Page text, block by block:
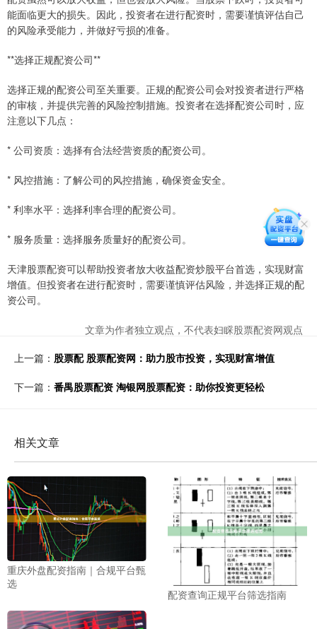
能面临更大的损失。因此，投资者在进行配资时，需要谨慎评估自己
的风险承受能力，并做好亏损的准备。
**选择正规配资公司**
选择正规的配资公司至关重要。正规的配资公司会对投资者进行严格
的审核，并提供完善的风险控制措施。投资者在选择配资公司时，应
注意以下几点：
* 公司资质：选择有合法经营资质的配资公司。
* 风控措施：了解公司的风控措施，确保资金安全。
* 利率水平：选择利率合理的配资公司。
* 服务质量：选择服务质量好的配资公司。
天津股票配资可以帮助投资者放大收益配资炒股平台首选，实现财富
增值。但投资者在进行配资时，需要谨慎评估风险，并选择正规的配
资公司。
文章为作者独立观点，不代表妇睬股票配资网观点
上一篇： 股票配 股票配资网：助力股市投资，实现财富增值
下一篇： 番禺股票配资 淘银网股票配资：助你投资更轻松
相关文章
重庆外盘配资指南｜合规平台甄
选
配资查询正规平台筛选指南